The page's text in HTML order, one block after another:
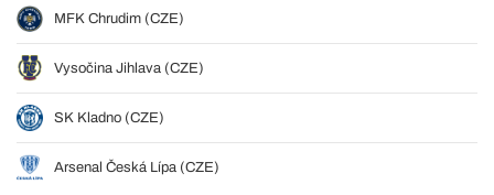
MFK Chrudim (CZE)
Vysočina Jihlava (CZE)
SK Kladno (CZE)
Arsenal Česká Lípa (CZE)